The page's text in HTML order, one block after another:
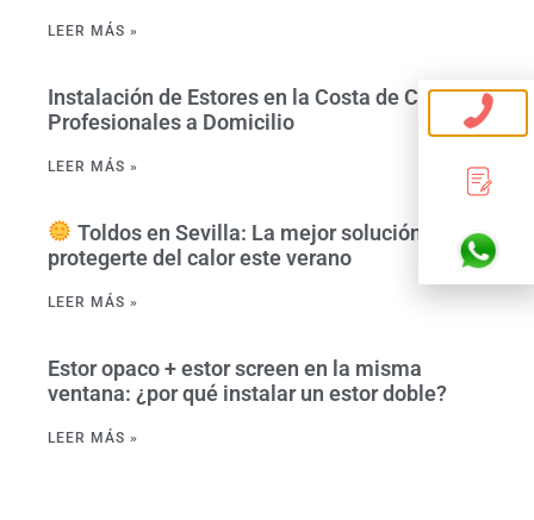
LEER MÁS »
Instalación de Estores en la Costa de Cádiz –
Profesionales a Domicilio
LEER MÁS »
Toldos en Sevilla: La mejor solución para
protegerte del calor este verano
LEER MÁS »
Estor opaco + estor screen en la misma
ventana: ¿por qué instalar un estor doble?
LEER MÁS »